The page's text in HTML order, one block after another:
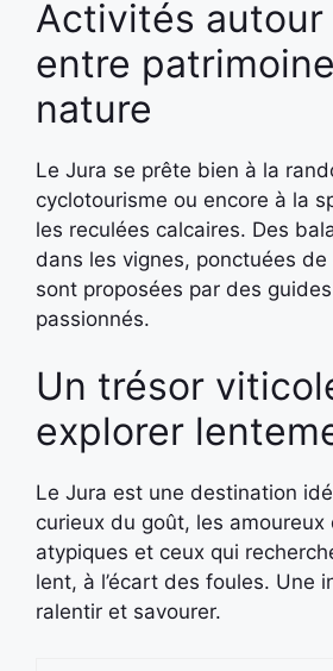
Activités autour
entre
nature
Le Jura se prête bien à la
cyclotourisme ou encore à la
les reculées calcaires. Des
dans les vignes, ponctuées
sont proposées par des
passionnés.
Un trésor
explorer
Le Jura est une destination
curieux du goût, les amoureux
atypiques et ceux qui
lent, à l’écart des foules. Une
ralentir et savourer.